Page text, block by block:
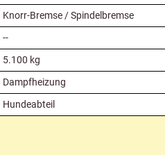
Knorr-Bremse / Spindelbremse
--
5.100 kg
Dampfheizung
Hundeabteil